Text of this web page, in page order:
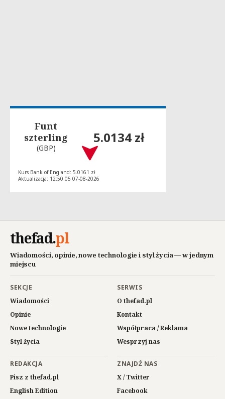
Funt
szterling
(GBP)
5.0134 zł
Kurs Bank of England: 5.0161 zł
Aktualizacja: 12:50:05 07-08-2026
thefad.pl
Wiadomości, opinie, nowe technologie i styl życia — w jednym
miejscu
SEKCJE
Wiadomości
Opinie
Nowe technologie
Styl życia
SERWIS
O thefad.pl
Kontakt
Współpraca / Reklama
Wesprzyj nas
REDAKCJA
Pisz z thefad.pl
English Edition
ZNAJDŹ NAS
X / Twitter
Facebook